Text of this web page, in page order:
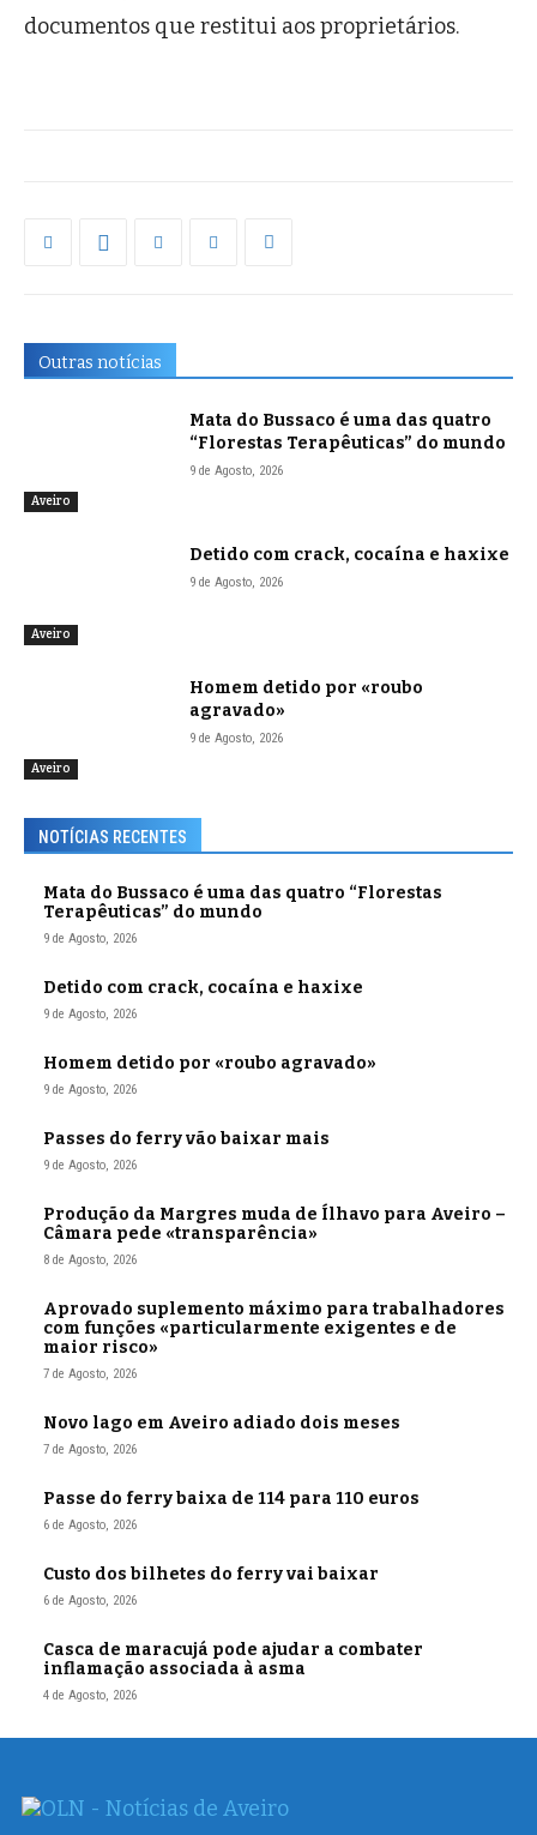
documentos que restitui aos proprietários.
Outras notícias
Aveiro
Mata do Bussaco é uma das quatro
“Florestas Terapêuticas” do mundo
9 de Agosto, 2026
Aveiro
Detido com crack, cocaína e haxixe
9 de Agosto, 2026
Aveiro
Homem detido por «roubo
agravado»
9 de Agosto, 2026
NOTÍCIAS RECENTES
Mata do Bussaco é uma das quatro “Florestas
Terapêuticas” do mundo
9 de Agosto, 2026
Detido com crack, cocaína e haxixe
9 de Agosto, 2026
Homem detido por «roubo agravado»
9 de Agosto, 2026
Passes do ferry vão baixar mais
9 de Agosto, 2026
Produção da Margres muda de Ílhavo para Aveiro –
Câmara pede «transparência»
8 de Agosto, 2026
Aprovado suplemento máximo para trabalhadores
com funções «particularmente exigentes e de
maior risco»
7 de Agosto, 2026
Novo lago em Aveiro adiado dois meses
7 de Agosto, 2026
Passe do ferry baixa de 114 para 110 euros
6 de Agosto, 2026
Custo dos bilhetes do ferry vai baixar
6 de Agosto, 2026
Casca de maracujá pode ajudar a combater
inflamação associada à asma
4 de Agosto, 2026